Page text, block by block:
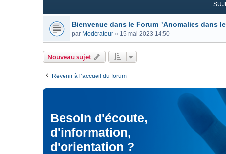
Bienvenue dans le Forum "Anomalies dans
par Modérateur » 15 mai 2023 14:50
Nouveau sujet
Revenir à l’accueil du forum
Besoin d'écoute,
d'information,
d'orientation ?